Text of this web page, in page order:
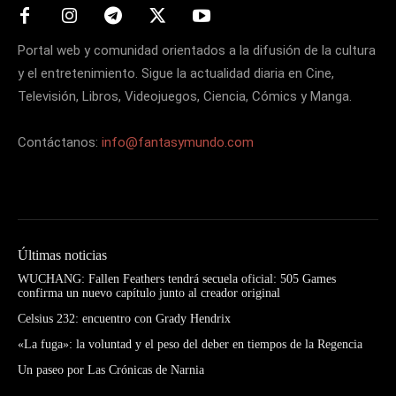
Portal web y comunidad orientados a la difusión de la cultura
y el entretenimiento. Sigue la actualidad diaria en Cine,
Televisión, Libros, Videojuegos, Ciencia, Cómics y Manga.
Contáctanos: info@fantasymundo.com
Últimas noticias
WUCHANG: Fallen Feathers tendrá secuela oficial: 505 Games
confirma un nuevo capítulo junto al creador original
Celsius 232: encuentro con Grady Hendrix
«La fuga»: la voluntad y el peso del deber en tiempos de la Regencia
Un paseo por Las Crónicas de Narnia